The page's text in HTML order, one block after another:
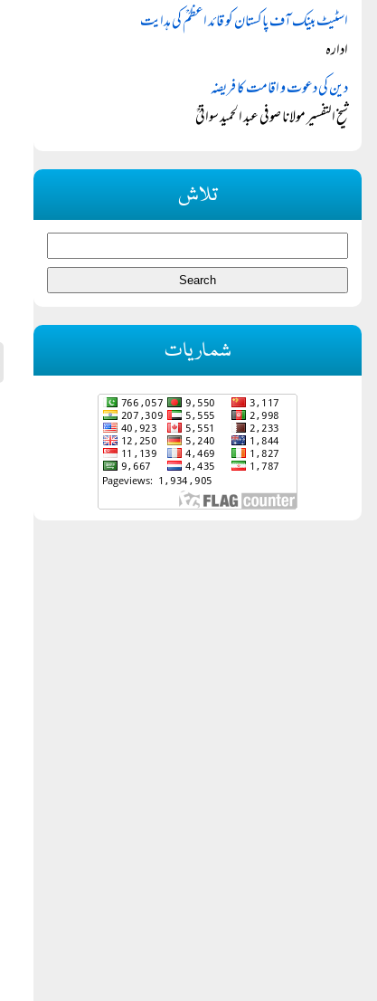
اسٹیٹ بینک آف پاکستان کو قائد اعظمؒ کی ہدایت
ادارہ
دین کی دعوت و اقامت کا فریضہ
شیخ التفسیر مولانا صوفی عبد الحمید سواتیؒ
تلاش
شماریات